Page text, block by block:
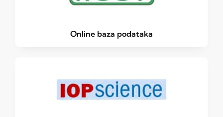
Online baza podataka